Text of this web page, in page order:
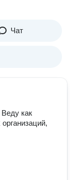
Чат
как